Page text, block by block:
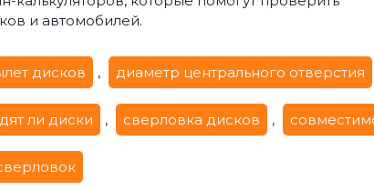
и автомобилей.
дисков , диаметр центрального отверстия
ли диски , сверловка дисков ,